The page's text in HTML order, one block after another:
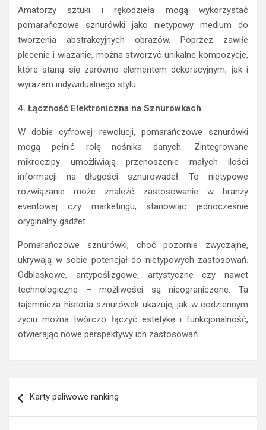
Amatorzy sztuki i rękodzieła mogą wykorzystać
pomarańczowe sznurówki jako nietypowy medium do
tworzenia abstrakcyjnych obrazów. Poprzez zawiłe
plecenie i wiązanie, można stworzyć unikalne kompozycje,
które staną się zarówno elementem dekoracyjnym, jak i
wyrazem indywidualnego stylu.
4. Łączność Elektroniczna na Sznurówkach
W dobie cyfrowej rewolucji, pomarańczowe sznurówki
mogą pełnić rolę nośnika danych. Zintegrowane
mikroczipy umożliwiają przenoszenie małych ilości
informacji na długości sznurowadeł. To nietypowe
rozwiązanie może znaleźć zastosowanie w branży
eventowej czy marketingu, stanowiąc jednocześnie
oryginalny gadżet.
Pomarańczowe sznurówki, choć pozornie zwyczajne,
ukrywają w sobie potencjał do nietypowych zastosowań.
Odblaskowe, antypoślizgowe, artystyczne czy nawet
technologiczne – możliwości są nieograniczone. Ta
tajemnicza historia sznurówek ukazuje, jak w codziennym
życiu można twórczo łączyć estetykę i funkcjonalność,
otwierając nowe perspektywy ich zastosowań.
wpisu
Karty paliwowe ranking